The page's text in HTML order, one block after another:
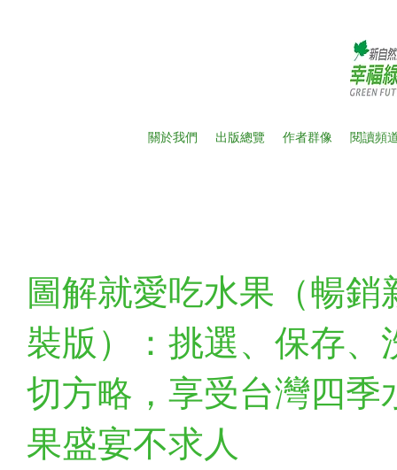
關於我們 出版總覽 作者群像 閱讀頻
圖解就愛吃水果（暢銷
裝版）：挑選、保存、
切方略，享受台灣四季
果盛宴不求人